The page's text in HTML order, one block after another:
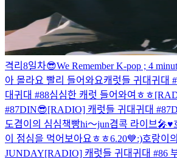
격리8일차😎We Remember K-pop ; 4
아 몰라요 빨리 들어와요캐럿들 귀대귀대
대귀대 #88심심한 캐럿 들어와여ㅎㅎ
#87DIN😎[RADIO] 캐럿들 귀대귀대
도겸이의 심심책빵hi～jun겸콕 라이브🎤♥️
이 점심을 먹어보아요ㅎㅎ6.20💙:)호랑이
JUNDAY[RADIO] 캐럿들 귀대귀대 #86